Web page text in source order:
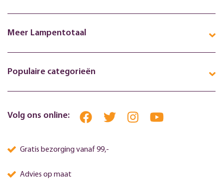
Meer Lampentotaal
Populaire categorieën
Volg ons online:
Gratis bezorging vanaf 99,-
Advies op maat